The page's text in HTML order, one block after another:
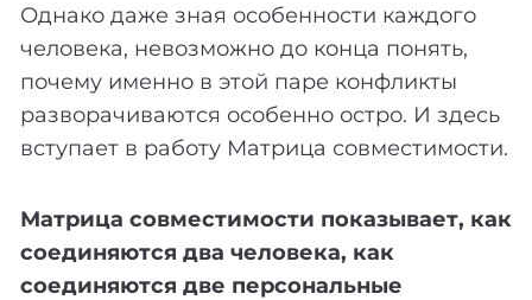
Однако даже зная особенности каждого
человека, невозможно до конца понять,
почему именно в этой паре конфликты
разворачиваются особенно остро. И здесь
вступает в работу Матрица совместимости.
Матрица совместимости показывает, как
соединяются два человека, как
соединяются две персональные